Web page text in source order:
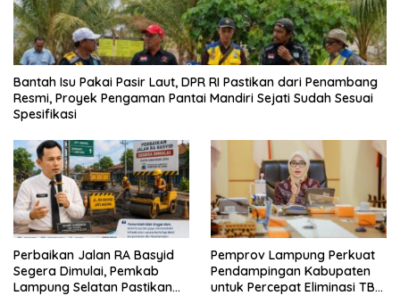
Bantah Isu Pakai Pasir Laut, DPR RI Pastikan dari Penambang
Resmi, Proyek Pengaman Pantai Mandiri Sejati Sudah Sesuai
Spesifikasi
Perbaikan Jalan RA Basyid
Segera Dimulai, Pemkab
Lampung Selatan Pastikan
Pemprov Lampung Perkuat
Pendampingan Kabupaten
untuk Percepat Eliminasi TBC